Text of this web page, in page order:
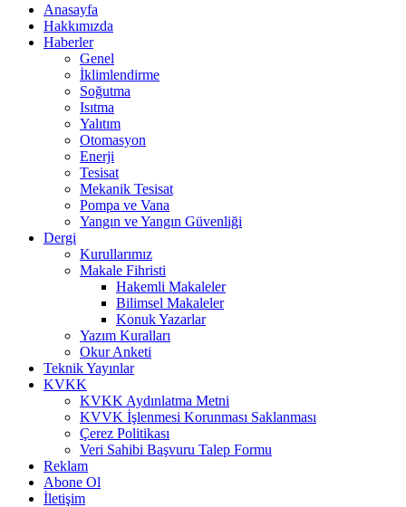
Anasayfa
Hakkımızda
Haberler
Genel
İklimlendirme
Soğutma
Isıtma
Yalıtım
Otomasyon
Enerji
Tesisat
Mekanik Tesisat
Pompa ve Vana
Yangın ve Yangın Güvenliği
Dergi
Kurullarımız
Makale Fihristi
Hakemli Makaleler
Bilimsel Makaleler
Konuk Yazarlar
Yazım Kuralları
Okur Anketi
Teknik Yayınlar
KVKK
KVKK Aydınlatma Metni
KVVK İşlenmesi Korunması Saklanması
Çerez Politikası
Veri Sahibi Başvuru Talep Formu
Reklam
Abone Ol
İletişim